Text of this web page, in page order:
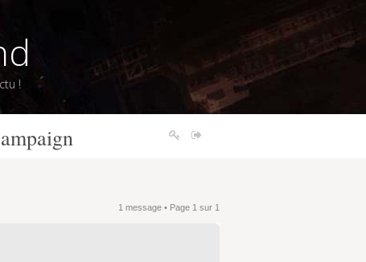
!
1 message • Page 1 sur 1